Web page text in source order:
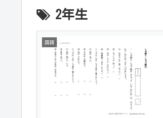
2年生
国語